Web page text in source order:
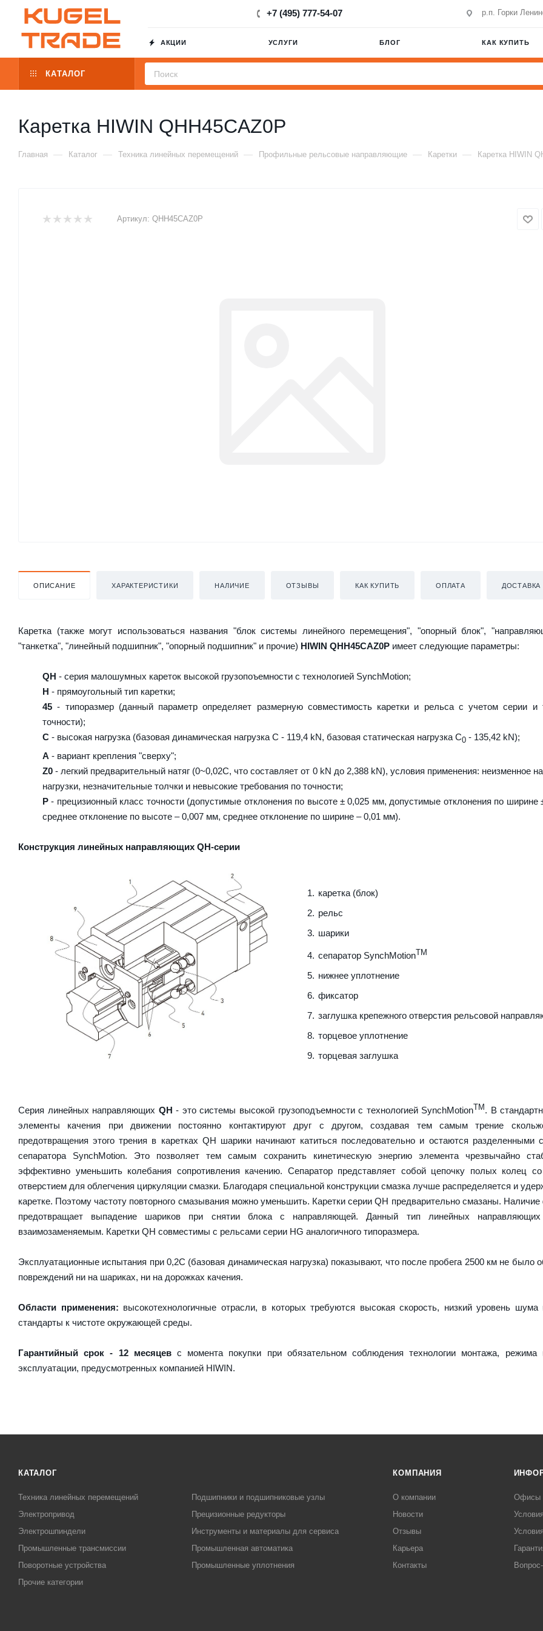
+7 (495) 777-54-07 р.п. Горки
АКЦИИ УСЛУГИ БЛОГ КАК КУПИТЬ
КАТАЛОГ
Каретка HIWIN QHH45CAZ0P
Главная — Каталог — Техника линейных перемещений — Профильные рельсовые направляющие — Каретки — Каретка HIWIN
Артикул: QHH45CAZ0P
ОПИСАНИЕ ХАРАКТЕРИСТИКИ НАЛИЧИЕ ОТЗЫВЫ КАК КУПИТЬ ОПЛАТА ДОСТАВКА
Каретка (также могут использоваться названия "блок системы линейного перемещения", "опорный блок",
"танкетка", "линейный подшипник", "опорный подшипник" и прочие) HIWIN QHH45CAZ0P имеет следующие параметры:
QH - серия малошумных кареток высокой грузопоъемности с технологией SynchMotion;
H - прямоугольный тип каретки;
45 - типоразмер (данный параметр определяет размерную совместимость каретки и рельса с учетом серии и
точности);
C - высокая нагрузка (базовая динамическая нагрузка C - 119,4 kN, базовая статическая нагрузка С0 - 135,42 kN);
A - вариант крепления "сверху";
Z0 - легкий предварительный натяг (0~0,02C, что составляет от 0 kN до 2,388 kN), условия применения: неизменное
нагрузки, незначительные толчки и невысокие требования по точности;
P - прецизионный класс точности (допустимые отклонения по высоте ± 0,025 мм, допустимые отклонения по ширине
среднее отклонение по высоте – 0,007 мм, среднее отклонение по ширине – 0,01 мм).
Конструкция линейных направляющих QН-серии
каретка (блок)
рельс
шарики
сепаратор SynchMotionTM
нижнее уплотнение
фиксатор
заглушка крепежного отверстия рельсовой
торцевое уплотнение
торцевая заглушка
Серия линейных направляющих QH - это системы высокой грузоподъемности с технологией SynchMotion TM . В
элементы качения при движении постоянно контактируют друг с другом, создавая тем самым трение
предотвращения этого трения в каретках QH шарики начинают катиться последовательно и остаются
сепаратора SynchMotion. Это позволяет тем самым сохранить кинетическую энергию элемента чрезвычайно
эффективно уменьшить колебания сопротивления качению. Сепаратор представляет собой цепочку полых колец
отверстием для облегчения циркуляции смазки. Благодаря специальной конструкции смазка лучше распределяется и
каретке. Поэтому частоту повторного смазывания можно уменьшить. Каретки серии QH предварительно смазаны. Наличие
предотвращает выпадение шариков при снятии блока с направляющей. Данный тип линейных направляющих
взаимозаменяемым. Каретки QH совместимы с рельсами серии HG аналогичного типоразмера.
Эксплуатационные испытания при 0,2C (базовая динамическая нагрузка) показывают, что после пробега 2500 км не было
повреждений ни на шариках, ни на дорожках качения.
Области применения: высокотехнологичные отрасли, в которых требуются высокая скорость, низкий уровень
стандарты к чистоте окружающей среды.
Гарантийный срок - 12 месяцевс момента покупки при обязательном соблюдения технологии монтажа, режима
эксплуатации, предусмотренных компанией HIWIN.
КАТАЛОГ
Техника линейных перемещений
Подшипники и подшипниковые узлы
Электропривод
Прецизионные редукторы
Электрошпиндели
Инструменты и материалы для сервиса
Промышленные трансмиссии
Промышленная автоматика
Поворотные устройства
Промышленные уплотнения
Прочие категории
КОМПАНИЯ
О компании
Новости
Отзывы
Карьера
Контакты
Офисы